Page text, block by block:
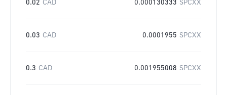
0.02 CAD 0.000130333 SPCXX
0.03 CAD 0.0001955 SPCXX
0.3 CAD 0.001955008 SPCXX